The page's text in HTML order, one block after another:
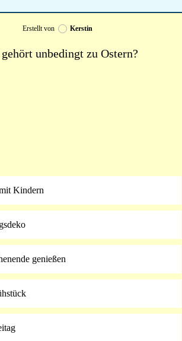
Erstellt von Kerstin
gehört unbedingt zu Ostern?
Kindern
genießen